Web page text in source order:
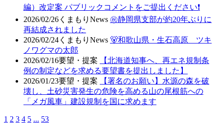
編）改定案 パブリックコメントをご提出ください❗
2026/02/26 くまもりNews ㊗️静岡県支部が約20年ぶりに
再結成されました
2026/02/24 くまもりNews 🐻和歌山県・生石高原 ツキ
ノワグマの太郎
2026/02/16要望・提案
【北海道知事へ、再エネ規制条
例の制定などを求める要望書を提出しました】
2026/01/23要望・提案
【署名のお願い】水源の森を破
壊し、土砂災害発生の危険を高める山の尾根筋への
「メガ風車」建設規制を国に求めます
1 2 3 4 5 ... 53